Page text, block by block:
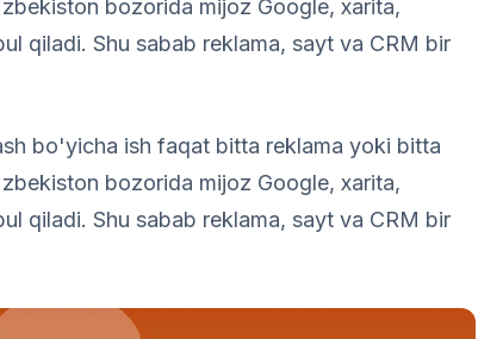
bozorida mijoz Google, xarita,
qiladi. Shu sabab reklama, sayt va CRM bir
bo'yicha ish faqat bitta reklama yoki bitta
bozorida mijoz Google, xarita,
qiladi. Shu sabab reklama, sayt va CRM bir